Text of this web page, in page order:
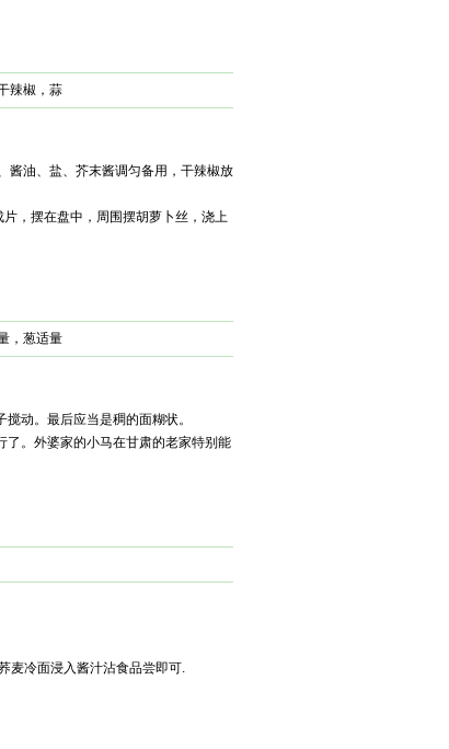
辣椒，蒜
酱油、盐、芥末酱调匀备用，干辣椒放
，摆在盘中，周围摆胡萝卜丝，浇上
，葱适量
动。最后应当是稠的面糊状。
了。外婆家的小马在甘肃的老家特别能
麦冷面浸入酱汁沾食品尝即可.